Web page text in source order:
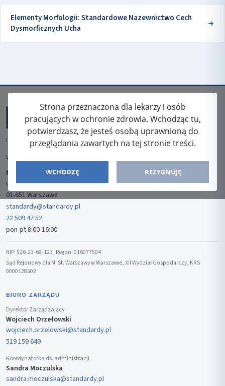
Elementy Morfologii: Standardowe Nazewnictwo Cech
Dysmorficznych Ucha
Strona przeznaczona dla lekarzy i osób
pracujących w ochronie zdrowia. Wchodząc tu,
potwierdzasz, że jesteś osobą uprawnioną do
przeglądania zawartych na tej stronie treści.
WCHODZĘ REZYGNUJĘ
ISSN: 2080-5438
WYDAWCA
Media-Press Sp. z o.o.
ul. Gwiaździsta 7B/8
01-651 Warszawa
standardy@standardy.pl
22 509 47 52
pon-pt 8:00-16:00
NIP: 526-23-68-123, Regon: 016077504
Sąd Rejonowy dla M. St. Warszawy w Warszawie, XII Wydział Gospodarczy, KRS
0000128502
BIURO ZARZĄDU
Dyrektor Zarządzający
Wojciech Orzełowski
wojciech.orzelowski@standardy.pl
519 159 649
Koordynatorka ds. administracji
Sandra Moczulska
sandra.moczulska@standardy.pl